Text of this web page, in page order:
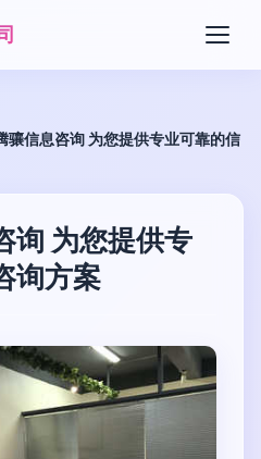
骧信息咨询 为您提供专业可靠的信
询 为您提供专
询方案